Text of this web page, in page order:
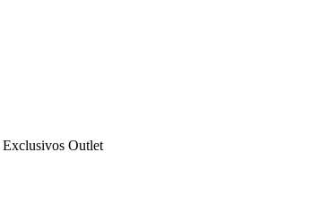
Exclusivos Outlet